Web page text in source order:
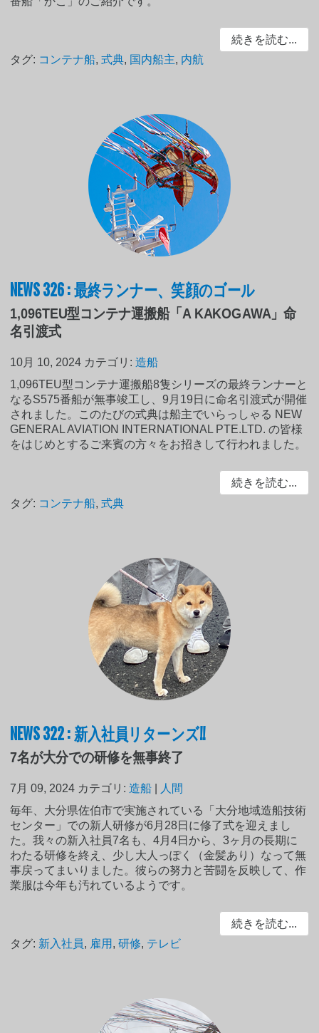
続きを読む...
タグ: コンテナ船,式典, 国内船主, 内航
NEWS 326 : 最終ランナー、笑顔のゴール
1,096TEU型コンテナ運搬船「A KAKOGAWA」命
名引渡式
10月 10, 2024 カテゴリ:造船
1,096TEU型コンテナ運搬船8隻シリーズの最終ランナーと
なるS575番船が無事竣工し、9月19日に命名引渡式が開催
されました。このたびの式典は船主でいらっしゃる NEW
GENERAL AVIATION INTERNATIONAL PTE.LTD. の皆様
をはじめとするご来賓の方々をお招きして行われました。
続きを読む...
タグ: コンテナ船,式典
NEWS 322 : 新入社員リターンズ!!
7名が大分での研修を無事終了
7月 09, 2024 カテゴリ:造船
人間
毎年、大分県佐伯市で実施されている「大分地域造船技術
センター」での新人研修が6月28日に修了式を迎えまし
た。我々の新入社員7名も、4月4日から、3ヶ月の長期に
わたる研修を終え、少し大人っぽく（金髪あり）なって無
事戻ってまいりました。彼らの努力と苦闘を反映して、作
業服は今年も汚れているようです。
続きを読む...
タグ: 新入社員, 雇用 ,研修, テレビ